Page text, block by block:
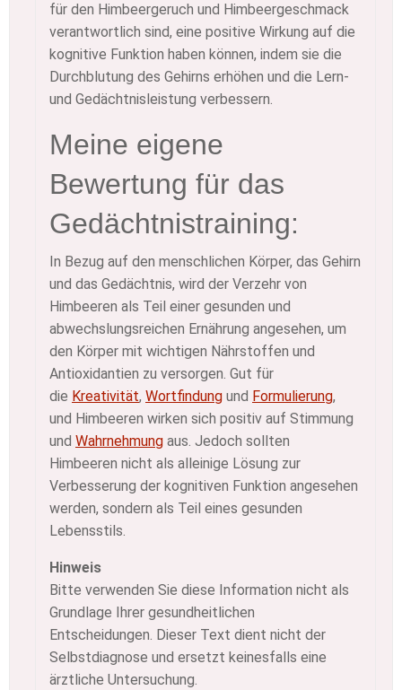
für den Himbeergeruch und Himbeergeschmack
verantwortlich sind, eine positive Wirkung auf die
kognitive Funktion haben können, indem sie die
Durchblutung des Gehirns erhöhen und die Lern-
und Gedächtnisleistung verbessern.
Meine eigene
Bewertung für das
Gedächtnistraining:
In Bezug auf den menschlichen Körper, das Gehirn
und das Gedächtnis, wird der Verzehr von
Himbeeren als Teil einer gesunden und
abwechslungsreichen Ernährung angesehen, um
den Körper mit wichtigen Nährstoffen und
Antioxidantien zu versorgen. Gut für
die Kreativität, Wortfindung und Formulierung,
und Himbeeren wirken sich positiv auf Stimmung
und Wahrnehmung aus. Jedoch sollten
Himbeeren nicht als alleinige Lösung zur
Verbesserung der kognitiven Funktion angesehen
werden, sondern als Teil eines gesunden
Lebensstils.
Hinweis
Bitte verwenden Sie diese Information nicht als
Grundlage Ihrer gesundheitlichen
Entscheidungen. Dieser Text dient nicht der
Selbstdiagnose und ersetzt keinesfalls eine
ärztliche Untersuchung.